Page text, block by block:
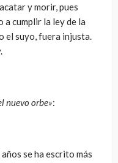
y morir, pues
a cumplir la ley de la
el suyo, fuera injusta.
nuevo orbe»:
se ha escrito más